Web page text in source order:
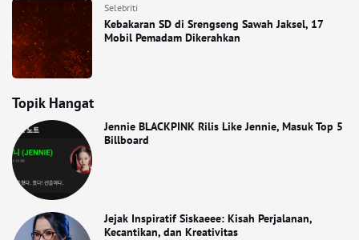
Selebriti
Kebakaran SD di Srengseng Sawah Jaksel, 17
Mobil Pemadam Dikerahkan
Topik Hangat
Jennie BLACKPINK Rilis Like Jennie, Masuk Top 5
Billboard
Jejak Inspiratif Siskaeee: Kisah Perjalanan,
Kecantikan, dan Kreativitas